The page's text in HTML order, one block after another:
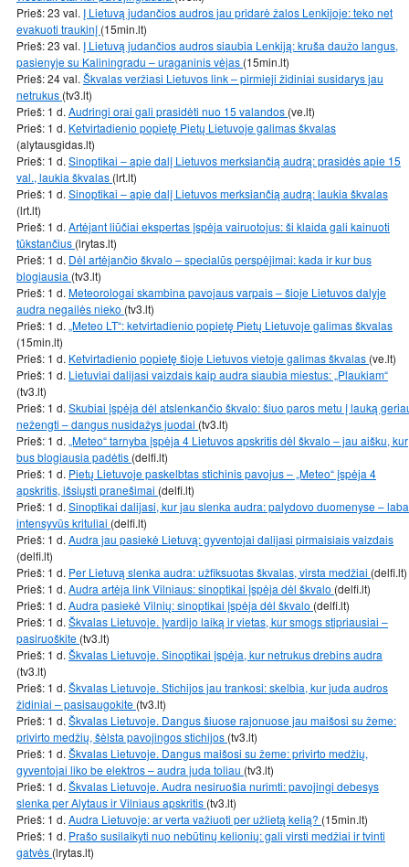
Prieš: 23 val. Į Lietuvą judančios audros jau pridarė žalos Lenkijoje: teko net
evakuoti traukinį (15min.lt)
Prieš: 23 val. Į Lietuvą judančios audros siaubia Lenkiją: kruša daužo langus,
pasienyje su Kaliningradu – uraganinis vėjas (15min.lt)
Prieš: 24 val. Škvalas veržiasi Lietuvos link – pirmieji židiniai susidarys jau
netrukus (tv3.lt)
Prieš: 1 d. Audringi orai gali prasidėti nuo 15 valandos (ve.lt)
Prieš: 1 d. Ketvirtadienio popietę Pietų Lietuvoje galimas škvalas
(alytausgidas.lt)
Prieš: 1 d. Sinoptikai – apie dalį Lietuvos merksiančią audrą: prasidės apie 15
val., laukia škvalas (lrt.lt)
Prieš: 1 d. Sinoptikai – apie dalį Lietuvos merksiančią audrą: laukia škvalas
(lrt.lt)
Prieš: 1 d. Artėjant liūčiai ekspertas įspėja vairuotojus: ši klaida gali kainuoti
tūkstančius (lrytas.lt)
Prieš: 1 d. Dėl artėjančio škvalo – specialūs perspėjimai: kada ir kur bus
blogiausia (tv3.lt)
Prieš: 1 d. Meteorologai skambina pavojaus varpais – šioje Lietuvos dalyje
audra negailės nieko (tv3.lt)
Prieš: 1 d. „Meteo LT“: ketvirtadienio popietę Pietų Lietuvoje galimas škvalas
(15min.lt)
Prieš: 1 d. Ketvirtadienio popietę šioje Lietuvos vietoje galimas škvalas (ve.lt)
Prieš: 1 d. Lietuviai dalijasi vaizdais kaip audra siaubia miestus: „Plaukiam“
(tv3.lt)
Prieš: 1 d. Skubiai įspėja dėl atslenkančio škvalo: šiuo paros metu į lauką
nežengti – dangus nusidažys juodai (tv3.lt)
Prieš: 1 d. „Meteo“ tarnyba įspėja 4 Lietuvos apskritis dėl škvalo – jau aišku, kur
bus blogiausia padėtis (delfi.lt)
Prieš: 1 d. Pietų Lietuvoje paskelbtas stichinis pavojus – „Meteo“ įspėja 4
apskritis, išsiųsti pranešimai (delfi.lt)
Prieš: 1 d. Sinoptikai dalijasi, kur jau slenka audra: palydovo duomenyse –
intensyvūs krituliai (delfi.lt)
Prieš: 1 d. Audra jau pasiekė Lietuvą: gyventojai dalijasi pirmaisiais vaizdais
(delfi.lt)
Prieš: 1 d. Per Lietuvą slenka audra: užfiksuotas škvalas, virsta medžiai (delfi.lt)
Prieš: 1 d. Audra artėja link Vilniaus: sinoptikai įspėja dėl škvalo (delfi.lt)
Prieš: 1 d. Audra pasiekė Vilnių: sinoptikai įspėja dėl škvalo (delfi.lt)
Prieš: 1 d. Škvalas Lietuvoje. Įvardijo laiką ir vietas, kur smogs stipriausiai –
pasiruoškite (tv3.lt)
Prieš: 1 d. Škvalas Lietuvoje. Sinoptikai įspėja, kur netrukus drebins audra
(tv3.lt)
Prieš: 1 d. Škvalas Lietuvoje. Stichijos jau trankosi: skelbia, kur juda audros
židiniai – pasisaugokite (tv3.lt)
Prieš: 1 d. Škvalas Lietuvoje. Dangus šiuose rajonuose jau maišosi su žeme:
privirto medžių, šėlsta pavojingos stichijos (tv3.lt)
Prieš: 1 d. Škvalas Lietuvoje. Dangus maišosi su žeme: privirto medžių,
gyventojai liko be elektros – audra juda toliau (tv3.lt)
Prieš: 1 d. Škvalas Lietuvoje. Audra nesiruošia nurimti: pavojingi debesys
slenka per Alytaus ir Vilniaus apskritis (tv3.lt)
Prieš: 1 d. Audra Lietuvoje: ar verta važiuoti per užlietą kelią? (15min.lt)
Prieš: 1 d. Prašo susilaikyti nuo nebūtinų kelionių: gali virsti medžiai ir tvinti
gatvės (lrytas.lt)